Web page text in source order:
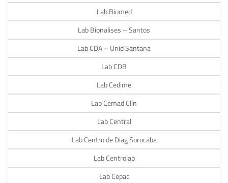
Lab Biomed
Lab Bionalises – Santos
Lab CDA – Unid Santana
Lab CDB
Lab Cedime
Lab Cemad Clín
Lab Central
Lab Centro de Diag Sorocaba
Lab Centrolab
Lab Cepac